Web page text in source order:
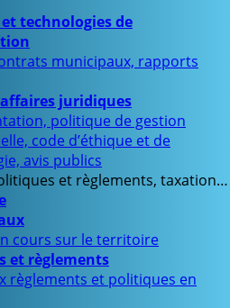
technologies de
municipaux, rapports
juridiques
politique de gestion
code d’éthique et de
avis publics
et règlements, taxation…
cours sur le territoire
et règlements
règlements et politiques en